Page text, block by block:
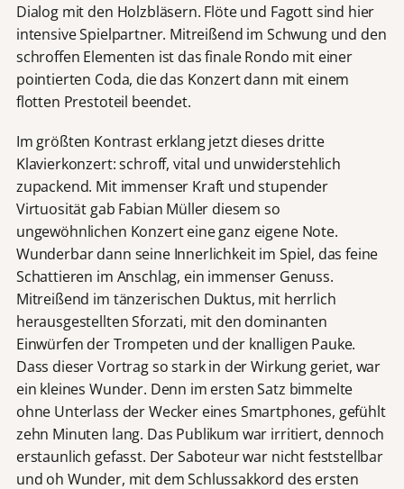
Dialog mit den Holzbläsern. Flöte und Fagott sind hier
intensive Spielpartner. Mitreißend im Schwung und den
schroffen Elementen ist das finale Rondo mit einer
pointierten Coda, die das Konzert dann mit einem
flotten Prestoteil beendet.
Im größten Kontrast erklang jetzt dieses dritte
Klavierkonzert: schroff, vital und unwiderstehlich
zupackend. Mit immenser Kraft und stupender
Virtuosität gab Fabian Müller diesem so
ungewöhnlichen Konzert eine ganz eigene Note.
Wunderbar dann seine Innerlichkeit im Spiel, das feine
Schattieren im Anschlag, ein immenser Genuss.
Mitreißend im tänzerischen Duktus, mit herrlich
herausgestellten Sforzati, mit den dominanten
Einwürfen der Trompeten und der knalligen Pauke.
Dass dieser Vortrag so stark in der Wirkung geriet, war
ein kleines Wunder. Denn im ersten Satz bimmelte
ohne Unterlass der Wecker eines Smartphones, gefühlt
zehn Minuten lang. Das Publikum war irritiert, dennoch
erstaunlich gefasst. Der Saboteur war nicht feststellbar
und oh Wunder, mit dem Schlussakkord des ersten